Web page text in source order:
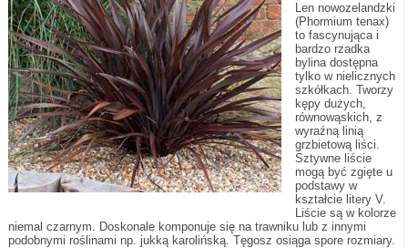
Len nowozelandzki
(Phormium tenax)
to fascynująca i
bardzo rzadka
bylina dostępna
tylko w nielicznych
szkółkach. Tworzy
kępy dużych,
równowąskich, z
wyraźną linią
grzbietową liści.
Sztywne liście
mogą być zgięte u
podstawy w
kształcie litery V.
Liście są w kolorze
niemal czarnym. Doskonale komponuje się na trawniku lub z innymi
podobnymi roślinami np. jukką karolińską. Tęgosz osiąga spore rozmiary.